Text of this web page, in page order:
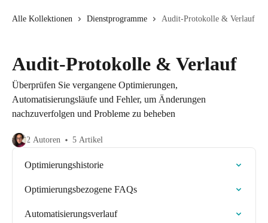
Alle Kollektionen Dienstprogramme Audit-Protokolle & Verlauf
Audit-Protokolle & Verlauf
Überprüfen Sie vergangene Optimierungen,
Automatisierungsläufe und Fehler, um Änderungen
nachzuverfolgen und Probleme zu beheben
2 Autoren 5 Artikel
Optimierungshistorie
Optimierungsbezogene FAQs
Automatisierungsverlauf